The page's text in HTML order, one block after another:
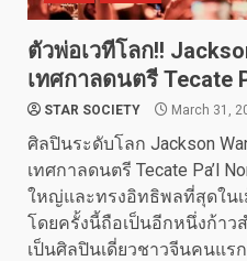
ตัวพ่อเวทีโลก!!
เทศกาลดนตรี Tecate
STAR SOCIETY March 31,
ศิลปินระดับโลก Jackson
เทศกาลดนตรี Tecate Pa’l
ใหญ่และทรงอิทธิพลที่สุดใน
โดยครั้งนี้ถือเป็นอีกหนึ่งก้าว
เป็นศิลปินเดี่ยวชาวจีนคนแร